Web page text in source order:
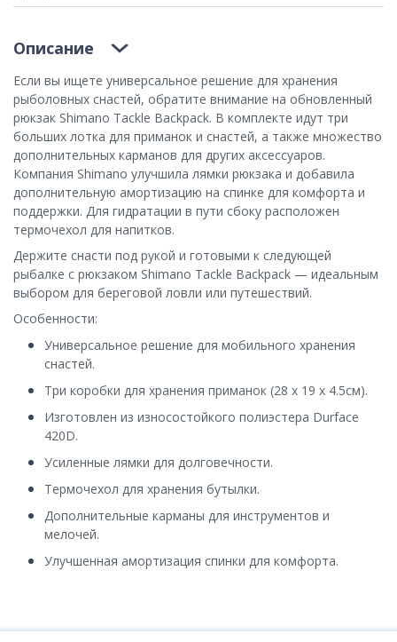
Описание
Если вы ищете универсальное решение для хранения
рыболовных снастей, обратите внимание на обновленный
рюкзак Shimano Tackle Backpack. В комплекте идут три
больших лотка для приманок и снастей, а также множество
дополнительных карманов для других аксессуаров.
Компания Shimano улучшила лямки рюкзака и добавила
дополнительную амортизацию на спинке для комфорта и
поддержки. Для гидратации в пути сбоку расположен
термочехол для напитков.
Держите снасти под рукой и готовыми к следующей
рыбалке с рюкзаком Shimano Tackle Backpack — идеальным
выбором для береговой ловли или путешествий.
Особенности:
Универсальное решение для мобильного хранения
снастей.
Три коробки для хранения приманок (28 х 19 х 4.5см).
Изготовлен из износостойкого полиэстера Durface
420D.
Усиленные лямки для долговечности.
Термочехол для хранения бутылки.
Дополнительные карманы для инструментов и
мелочей.
Улучшенная амортизация спинки для комфорта.